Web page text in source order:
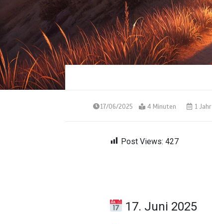
17/06/2025 4 Minuten 1 Jahr
Post Views: 427
17. Juni 2025